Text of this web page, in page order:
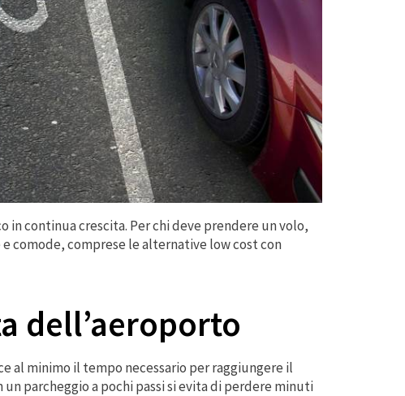
in continua crescita. Per chi deve prendere un volo,
comode, comprese le alternative low cost con
dell’aeroporto
al minimo il tempo necessario per raggiungere il
parcheggio a pochi passi si evita di perdere minuti